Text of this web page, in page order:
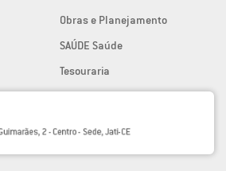
Obras e Planejamento
SAÚDE Saúde
Tesouraria